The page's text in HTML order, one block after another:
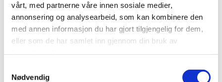
vårt, med partnerne våre innen sosiale medier,
annonsering og analysearbeid, som kan kombinere den
med annen informasjon du har gjort tilgjengelig for dem,
eller som de har samlet inn gjennom din bruk av
Nødvendig